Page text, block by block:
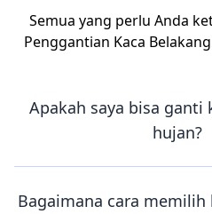
Semua yang perlu Anda
Penggantian Kaca
Apakah saya bisa ganti
hujan?
Bagaimana cara